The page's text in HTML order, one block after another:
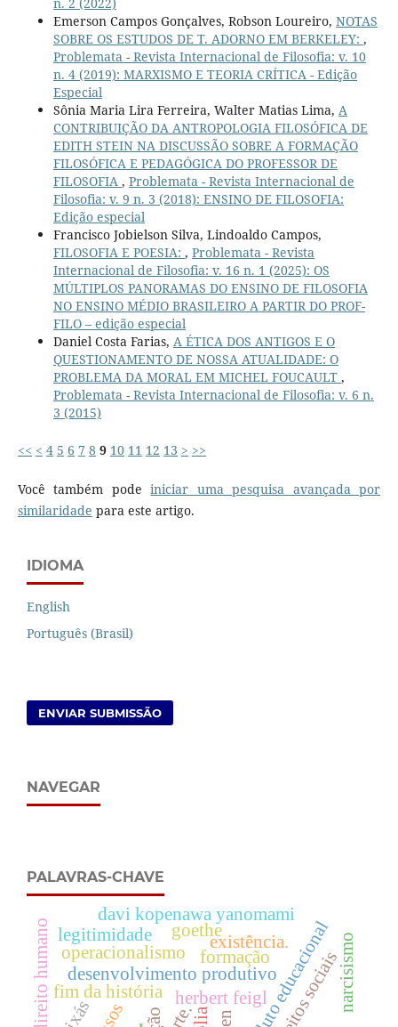
Emerson Campos Gonçalves, Robson Loureiro, NOTAS
SOBRE OS ESTUDOS DE T. ADORNO EM BERKELEY: ,
Problemata - Revista Internacional de Filosofia: v. 10
n. 4 (2019): MARXISMO E TEORIA CRÍTICA - Edição
Especial
Sônia Maria Lira Ferreira, Walter Matias Lima, A
CONTRIBUIÇÃO DA ANTROPOLOGIA FILOSÓFICA DE
EDITH STEIN NA DISCUSSÃO SOBRE A FORMAÇÃO
FILOSÓFICA E PEDAGÓGICA DO PROFESSOR DE
FILOSOFIA , Problemata - Revista Internacional de
Filosofia: v. 9 n. 3 (2018): ENSINO DE FILOSOFIA:
Edição especial
Francisco Jobielson Silva, Lindoaldo Campos,
FILOSOFIA E POESIA: , Problemata - Revista
Internacional de Filosofia: v. 16 n. 1 (2025): OS
MÚLTIPLOS PANORAMAS DO ENSINO DE FILOSOFIA
NO ENSINO MÉDIO BRASILEIRO A PARTIR DO PROF-
FILO – edição especial
Daniel Costa Farias, A ÉTICA DOS ANTIGOS E O
QUESTIONAMENTO DE NOSSA ATUALIDADE: O
PROBLEMA DA MORAL EM MICHEL FOUCAULT ,
Problemata - Revista Internacional de Filosofia: v. 6 n.
3 (2015)
<< < 4 5 6 7 8 9 10 11 12 13 > >>
Você também podeiniciar uma pesquisa avançada por
similaridade para este artigo.
IDIOMA
English
Português (Brasil)
ENVIAR SUBMISSÃO
NAVEGAR
PALAVRAS-CHAVE
herbert feiglproduto educacional
desenvolvimento produtivo
formação
operacionalismo
fim da história direitos sociais
arte.
existência.
legitimidade
direito humano
davi kopenawa yanomami
goethe
narcisismo